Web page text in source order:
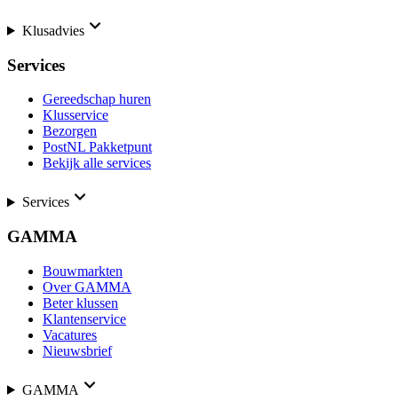
Klusadvies
Services
Gereedschap huren
Klusservice
Bezorgen
PostNL Pakketpunt
Bekijk alle services
Services
GAMMA
Bouwmarkten
Over GAMMA
Beter klussen
Klantenservice
Vacatures
Nieuwsbrief
GAMMA